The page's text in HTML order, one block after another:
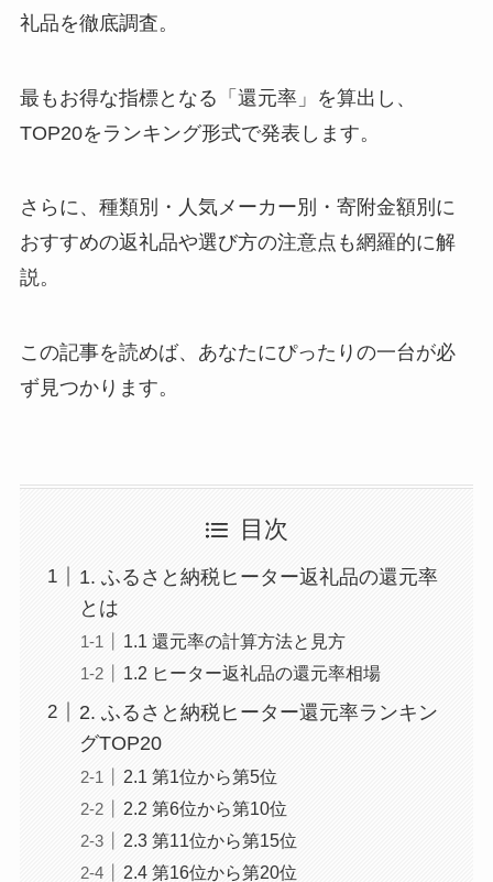
礼品を徹底調査。
最もお得な指標となる「還元率」を算出し、
TOP20をランキング形式で発表します。
さらに、種類別・人気メーカー別・寄附金額別に
おすすめの返礼品や選び方の注意点も網羅的に解
説。
この記事を読めば、あなたにぴったりの一台が必
ず見つかります。
目次
1. ふるさと納税ヒーター返礼品の還元率
とは
1.1 還元率の計算方法と見方
1.2 ヒーター返礼品の還元率相場
2. ふるさと納税ヒーター還元率ランキン
グTOP20
2.1 第1位から第5位
2.2 第6位から第10位
2.3 第11位から第15位
2.4 第16位から第20位